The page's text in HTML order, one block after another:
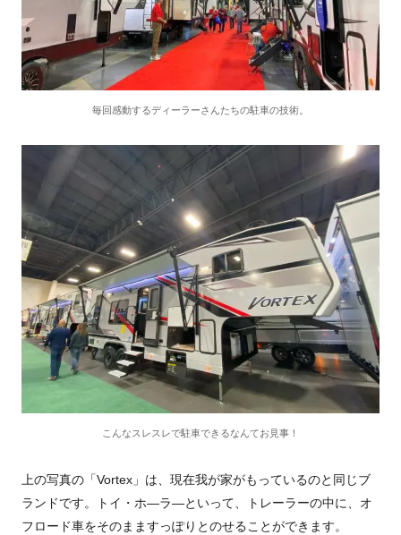
毎回感動するディーラーさんたちの駐車の技術。
こんなスレスレで駐車できるなんてお見事！
上の写真の「Vortex」は、現在我が家がもっているのと同じブ
ランドです。トイ・ホ―ラ―といって、トレーラーの中に、オ
フロード車をそのまますっぽりとのせることができます。